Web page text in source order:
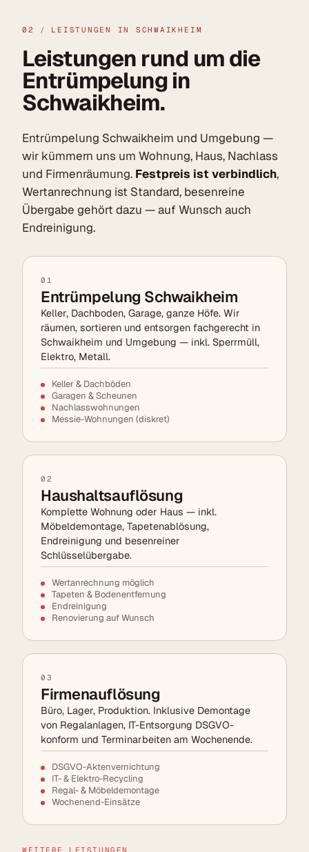
02 / LEISTUNGEN IN SCHWAIKHEIM
Leistungen rund um die
Entrümpelung in
Schwaikheim.
Entrümpelung Schwaikheim und Umgebung —
wir kümmern uns um Wohnung, Haus, Nachlass
und Firmenräumung. Festpreis ist verbindlich,
Wertanrechnung ist Standard, besenreine
Übergabe gehört dazu — auf Wunsch auch
Endreinigung.
01
Entrümpelung Schwaikheim
Keller, Dachboden, Garage, ganze Höfe. Wir
räumen, sortieren und entsorgen fachgerecht in
Schwaikheim und Umgebung — inkl. Sperrmüll,
Elektro, Metall.
Keller & Dachböden
Garagen & Scheunen
Nachlasswohnungen
Messie-Wohnungen (diskret)
02
Haushaltsauflösung
Komplette Wohnung oder Haus — inkl.
Möbeldemontage, Tapetenablösung,
Endreinigung und besenreiner
Schlüsselübergabe.
Wertanrechnung möglich
Tapeten & Bodenentfernung
Endreinigung
Renovierung auf Wunsch
03
Firmenauflösung
Büro, Lager, Produktion. Inklusive Demontage
von Regalanlagen, IT-Entsorgung DSGVO-
konform und Terminarbeiten am Wochenende.
DSGVO-Aktenvernichtung
IT- & Elektro-Recycling
Regal- & Möbeldemontage
Wochenend-Einsätze
WEITERE LEISTUNGEN